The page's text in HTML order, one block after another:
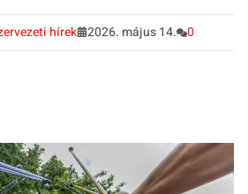
hírek 2026. május 14. 0